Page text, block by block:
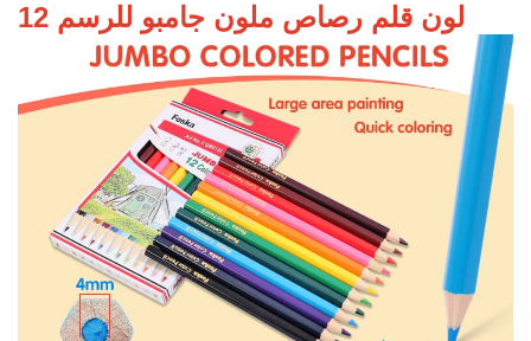
12 لون قلم رصاص ملون جامبو للرسم